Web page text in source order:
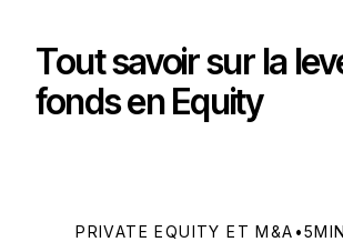
Tout savoir sur la
fonds en Equity
PRIVATE EQUITY ET M&A •5